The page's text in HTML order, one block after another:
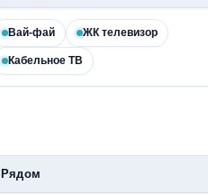
Вай-фай ЖК телевизор
Кабельное ТВ
Рядом